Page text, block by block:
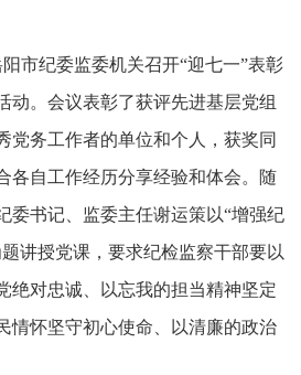
市纪委监委机关召开“迎七一”表彰
动。会议表彰了获评先进基层党组
党务工作者的单位和个人，获奖同
各自工作经历分享经验和体会。随
委书记、监委主任谢运策以“增强纪
讲授党课，要求纪检监察干部要以
绝对忠诚、以忘我的担当精神坚定
情怀坚守初心使命、以清廉的政治